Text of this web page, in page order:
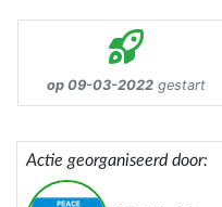
op 09-03-2022 gestart
Actie georganiseerd door: